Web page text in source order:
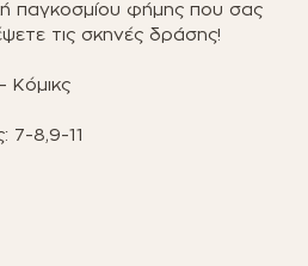
παγκοσμίου φήμης που σας
τις σκηνές δράσης!
Κόμικς
7-8,9-11